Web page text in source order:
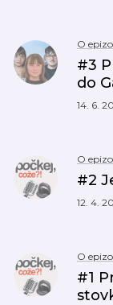
O
#3
do
14. 6.
O
#2
12. 4.
O
#1